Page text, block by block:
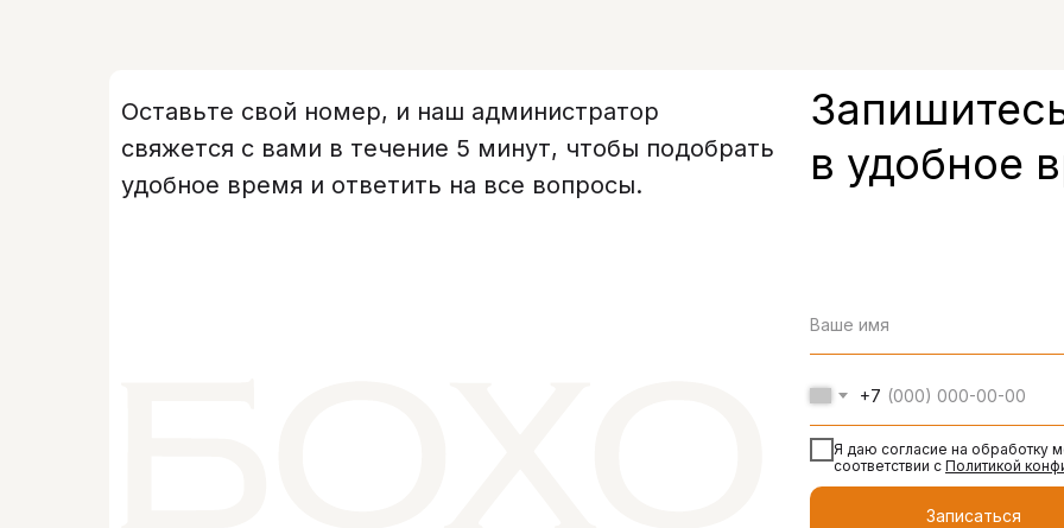
Оставьте свой номер, и наш администратор
свяжется с вами в течение 5 минут, чтобы подобрать
удобное время и ответить на все вопросы.
в удобное
+7
Я даю согласие на обработку
соответствии с Политикой
Записаться